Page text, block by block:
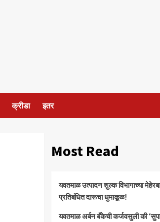
क्रीडा इतर
Most Read
यवतमाळ उत्पादन शुल्क विभागाच्या
प्रतिबंधित दारूचा धुमाकूळ!
​यवतमाळ अर्बन बँकेची कर्जवसुली की